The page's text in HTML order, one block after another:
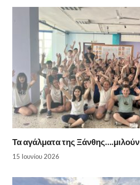
Τα αγάλματα της Ξάνθης….μιλούν
15 Ιουνίου 2026